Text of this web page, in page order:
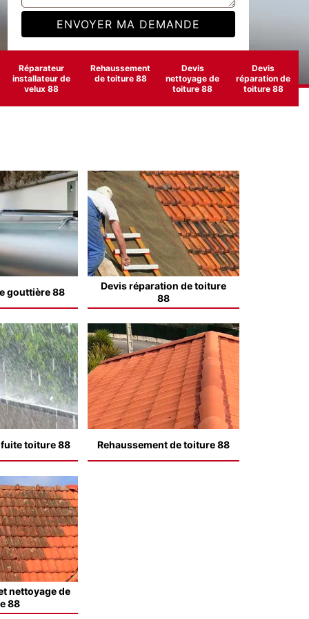
Réparateur
installateur de
velux 88
Rehaussement
de toiture 88
Devis
nettoyage de
toiture 88
Devis
réparation de
toiture 88
gouttière 88
Devis réparation de toiture
88
toiture 88 Rehaussement de toiture 88
nettoyage de
88